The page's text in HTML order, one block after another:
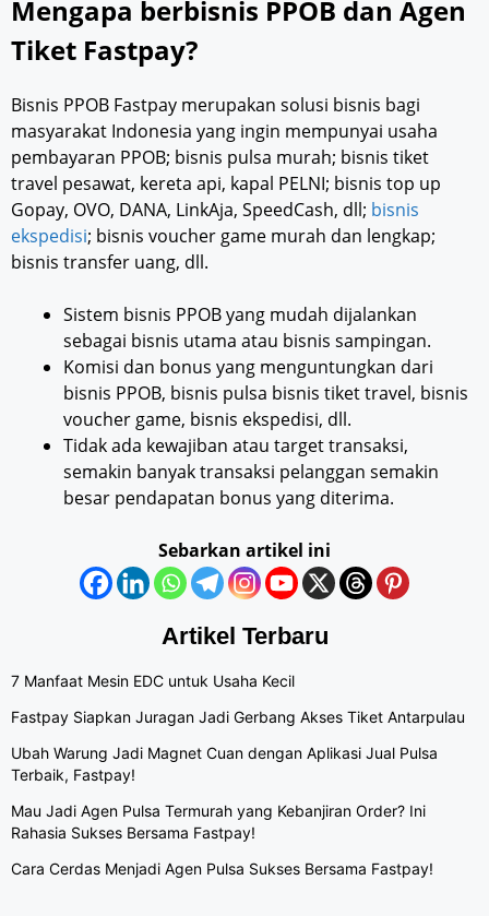
Mengapa berbisnis PPOB dan Agen
Tiket Fastpay?
Bisnis PPOB Fastpay merupakan solusi bisnis bagi
masyarakat Indonesia yang ingin mempunyai usaha
pembayaran PPOB; bisnis pulsa murah; bisnis tiket
travel pesawat, kereta api, kapal PELNI; bisnis top up
Gopay, OVO, DANA, LinkAja, SpeedCash, dll; bisnis
ekspedisi; bisnis voucher game murah dan lengkap;
bisnis transfer uang, dll.
Sistem bisnis PPOB yang mudah dijalankan
sebagai bisnis utama atau bisnis sampingan.
Komisi dan bonus yang menguntungkan dari
bisnis PPOB, bisnis pulsa bisnis tiket travel, bisnis
voucher game, bisnis ekspedisi, dll.
Tidak ada kewajiban atau target transaksi,
semakin banyak transaksi pelanggan semakin
besar pendapatan bonus yang diterima.
Sebarkan artikel ini
Artikel Terbaru
7 Manfaat Mesin EDC untuk Usaha Kecil
Fastpay Siapkan Juragan Jadi Gerbang Akses Tiket Antarpulau
Ubah Warung Jadi Magnet Cuan dengan Aplikasi Jual Pulsa
Terbaik, Fastpay!
Mau Jadi Agen Pulsa Termurah yang Kebanjiran Order? Ini
Rahasia Sukses Bersama Fastpay!
Cara Cerdas Menjadi Agen Pulsa Sukses Bersama Fastpay!